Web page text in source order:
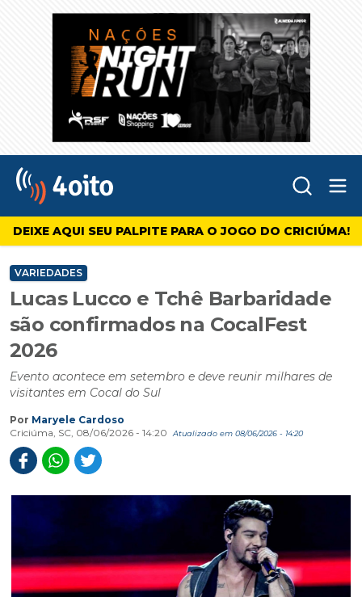
4oito
DEIXE AQUI SEU PALPITE PARA O JOGO DO CRICIÚMA!
VARIEDADES
Lucas Lucco e Tchê Barbaridade
são confirmados na CocalFest
2026
Evento acontece em setembro e deve reunir milhares de
visitantes em Cocal do Sul
Por Maryele Cardoso
Criciúma, SC, 08/06/2026 - 14:20
Atualizado em 08/06/2026 - 14:20